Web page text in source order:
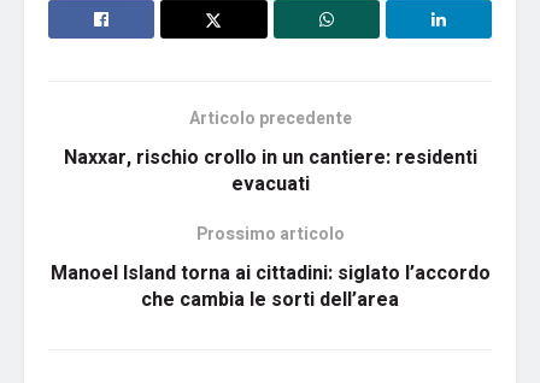
Articolo precedente
Naxxar, rischio crollo in un cantiere: residenti
evacuati
Prossimo articolo
Manoel Island torna ai cittadini: siglato l’accordo
che cambia le sorti dell’area